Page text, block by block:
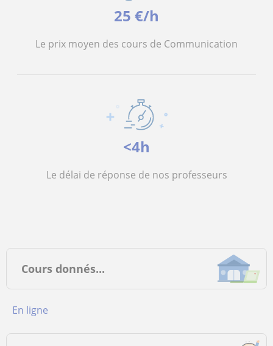
25 €/h
Le prix moyen des cours de Communication
<4h
Le délai de réponse de nos professeurs
Cours donnés...
en ligne